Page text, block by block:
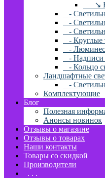
↘
-
-
-
- Круглые
-
- Надписи
- Кольцо
Ландшафтные
-
Комплектующие
Блог
Полезная
Анонсы новинок
Отзывы о магазине
Отзывы о товарах
Наши контакты
Товары со скидкой
Производители
. . .